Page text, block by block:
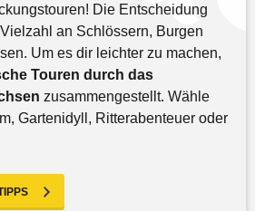
Die Entscheidung
an Schlössern, Burgen
Um es dir leichter zu machen,
Touren durch das
zusammengestellt. Wähle
Gartenidyll, Ritterabenteuer oder